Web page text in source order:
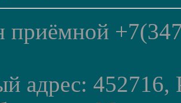
приёмной
адрес: 452716,